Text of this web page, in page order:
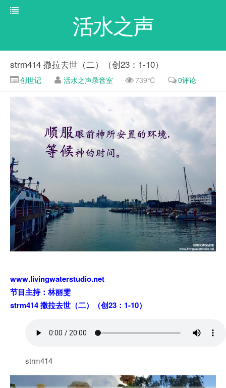
活水之声
strm414 撒拉去世（二）（创23：1-10）
创世记 活水之声录音室 739℃ 0评论
www.livingwaterstudio.net
节目主持：林丽雯
strm414 撒拉去世（二）（创23：1-10）
strm414